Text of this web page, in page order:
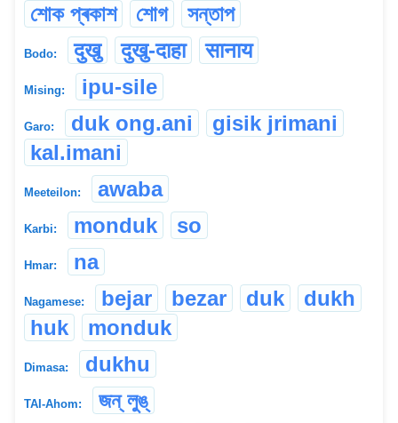
শোক প্ৰকাশ
শোগ সন্তাপ
Bodo: दुखु दुखु-दाहा सानाय
Mising: ipu-sile
Garo: duk ong.ani
gisik jrimani
kal.imani
Meeteilon: awaba
Karbi: monduk so
Hmar: na
Nagamese: bejar bezar duk
dukh
huk
monduk
Dimasa: dukhu
TAI-Ahom: জন্ লুঙ্